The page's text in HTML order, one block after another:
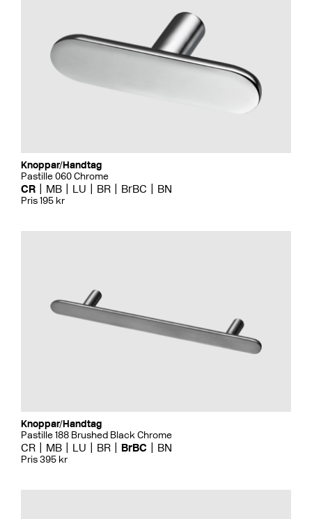
Knoppar/Handtag
Pastille 060 Chrome
CR MB LU BR BrBC BN
Pris 195 kr
Knoppar/Handtag
Pastille 188 Brushed Black Chrome
CR MB LU BR BrBC BN
Pris 395 kr